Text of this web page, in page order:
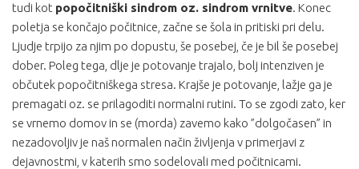
tudi kot popočitniški sindrom oz. sindrom vrnitve. Konec
poletja se končajo počitnice, začne se šola in pritiski pri delu.
Ljudje trpijo za njim po dopustu, še posebej, če je bil še posebej
dober. Poleg tega, dlje je potovanje trajalo, bolj intenziven je
občutek popočitniškega stresa. Krajše je potovanje, lažje ga je
premagati oz. se prilagoditi normalni rutini. To se zgodi zato, ker
se vrnemo domov in se (morda) zavemo kako ”dolgočasen” in
nezadovoljiv je naš normalen način življenja v primerjavi z
dejavnostmi, v katerih smo sodelovali med počitnicami.